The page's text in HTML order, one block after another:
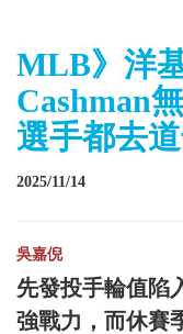
MLB》洋
Cashman
選手都去
2025/11/14
吳嘉倪
先發投手輪值陷
強戰力，而休賽